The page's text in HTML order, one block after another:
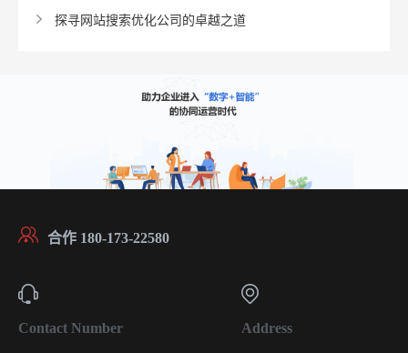
探寻网站搜索优化公司的卓越之道
合作 180-173-22580
Contact Number Address